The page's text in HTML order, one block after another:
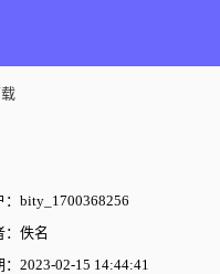
：bity_1700368256
：佚名
：2023-02-15 14:44:41